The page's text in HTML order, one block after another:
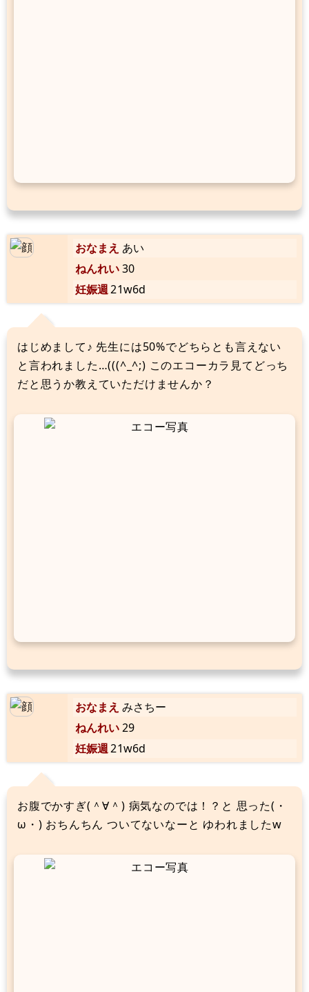
おなまえ あい
ねんれい30
妊娠週21w6d
はじめまして♪ 先生には50%でどちらとも言えない
と言われました…(((^_^;) このエコーカラ見てどっち
だと思うか教えていただけませんか？
おなまえ みさちー
ねんれい29
妊娠週21w6d
お腹でかすぎ(＾∀＾) 病気なのでは！？と 思った(・
ω・) おちんちん ついてないなーと ゆわれましたw